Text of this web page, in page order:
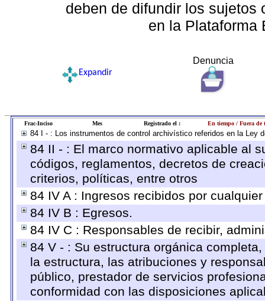
deben de difundir los sujetos
en la Plataforma
Denuncia
Expandir
Frac-Inciso Mes Registrado el : En tiempo / Fuera de
84 I - : Los instrumentos de control archivístico referidos en la Ley
84 II - : El marco normativo aplicable al
códigos, reglamentos, decretos de
criterios, políticas, entre otros
84 IV A : Ingresos recibidos por
84 IV B : Egresos.
84 IV C : Responsables de recibir,
84 V - : Su estructura orgánica
la estructura, las atribuciones y
público, prestador de servicios
conformidad con las disposiciones